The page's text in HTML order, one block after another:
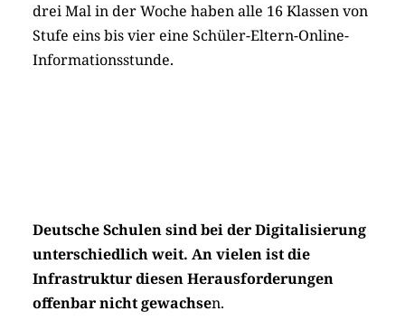
drei Mal in der Woche haben alle 16 Klassen von
Stufe eins bis vier eine Schüler-Eltern-Online-
Informationsstunde.
Deutsche Schulen sind bei der Digitalisierung
unterschiedlich weit. An vielen ist die
Infrastruktur diesen Herausforderungen
offenbar nicht gewachsen.